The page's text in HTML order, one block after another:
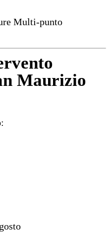
Multi-punto
Maurizio